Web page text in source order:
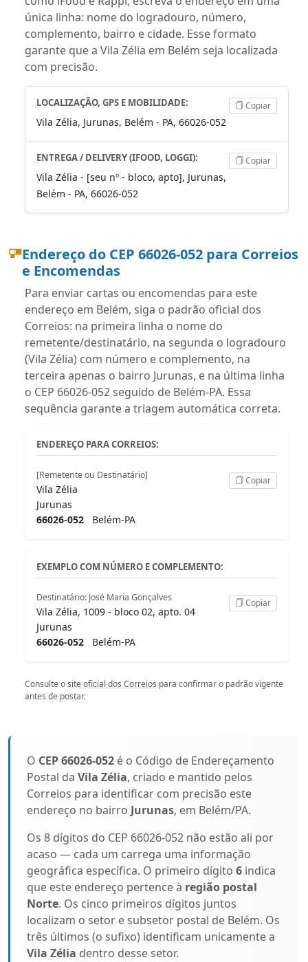
única linha: nome do logradouro, número,
complemento, bairro e cidade. Esse formato
garante que a Vila Zélia em Belém seja localizada
com precisão.
LOCALIZAÇÃO, GPS E MOBILIDADE:
Vila Zélia, Jurunas, Belém - PA, 66026-052
Copiar
ENTREGA / DELIVERY (IFOOD, LOGGI):
Vila Zélia - [seu nº - bloco, apto], Jurunas,
Belém - PA, 66026-052
Copiar
Endereço do CEP 66026-052 para Correios
e Encomendas
Para enviar cartas ou encomendas para este
endereço em Belém, siga o padrão oficial dos
Correios: na primeira linha o nome do
remetente/destinatário, na segunda o logradouro
(Vila Zélia) com número e complemento, na
terceira apenas o bairro Jurunas, e na última linha
o CEP 66026-052 seguido de Belém-PA. Essa
sequência garante a triagem automática correta.
ENDEREÇO PARA CORREIOS:
[Remetente ou Destinatário]
Vila Zélia
Jurunas
66026-052 Belém-PA
Copiar
EXEMPLO COM NÚMERO E COMPLEMENTO:
Destinatário: José Maria Gonçalves
Vila Zélia, 1009 - bloco 02, apto. 04
Jurunas
66026-052 Belém-PA
Copiar
Consulte osite oficial dos Correios para confirmar o padrão vigente
antes de postar.
O CEP 66026-052 é o Código de Endereçamento
Postal da Vila Zélia, criado e mantido pelos
Correios para identificar com precisão este
endereço no bairro Jurunas, em Belém/PA.
Os 8 dígitos do CEP 66026-052 não estão ali por
acaso — cada um carrega uma informação
geográfica específica. O primeiro dígito 6 indica
que este endereço pertence à região postal
Norte. Os cinco primeiros dígitos juntos
localizam o setor e subsetor postal de Belém. Os
três últimos (o sufixo) identificam unicamente a
Vila Zélia dentro desse setor.